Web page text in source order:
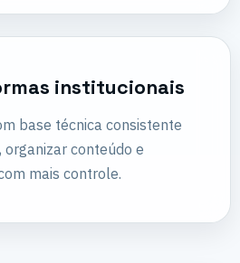
institucionais
base técnica consistente
conteúdo e
mais controle.